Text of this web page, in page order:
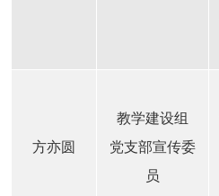
方亦圆
教学建设组
党支部宣传委
员